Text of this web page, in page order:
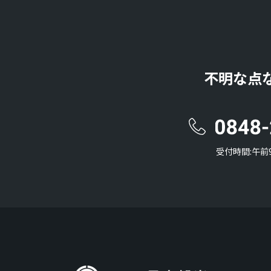
不明な点
受付時間:午